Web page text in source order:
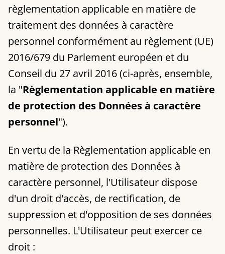
règlementation applicable en matière de
traitement des données à caractère
personnel conformément au règlement (UE)
2016/679 du Parlement européen et du
Conseil du 27 avril 2016 (ci-après, ensemble,
la "Règlementation applicable en matière
de protection des Données à caractère
personnel").
En vertu de la Règlementation applicable en
matière de protection des Données à
caractère personnel, l'Utilisateur dispose
d'un droit d'accès, de rectification, de
suppression et d'opposition de ses données
personnelles. L'Utilisateur peut exercer ce
droit :